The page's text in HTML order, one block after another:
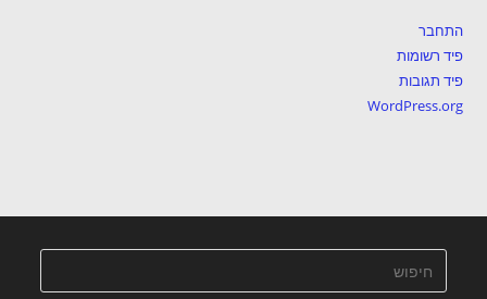
התחבר
פיד רשומות
פיד תגובות
WordPress.org